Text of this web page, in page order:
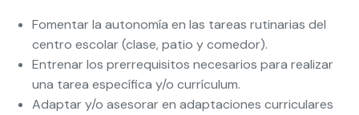
Fomentar la autonomía en las tareas rutinarias del
centro escolar (clase, patio y comedor).
Entrenar los prerrequisitos necesarios para realizar
una tarea específica y/o currículum.
Adaptar y/o asesorar en adaptaciones curriculares